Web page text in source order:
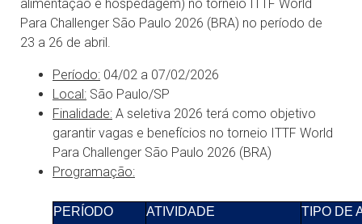
alimentação e hospedagem) no torneio ITTF World
Para Challenger São Paulo 2026 (BRA) no período de
23 a 26 de abril.
Período: 04/02 a 07/02/2026
Local: São Paulo/SP
Finalidade: A seletiva 2026 terá como objetivo
garantir vagas e benefícios no torneio ITTF World
Para Challenger São Paulo 2026 (BRA)
Programação:
PERÍODO ATIVIDADE TIPO DE